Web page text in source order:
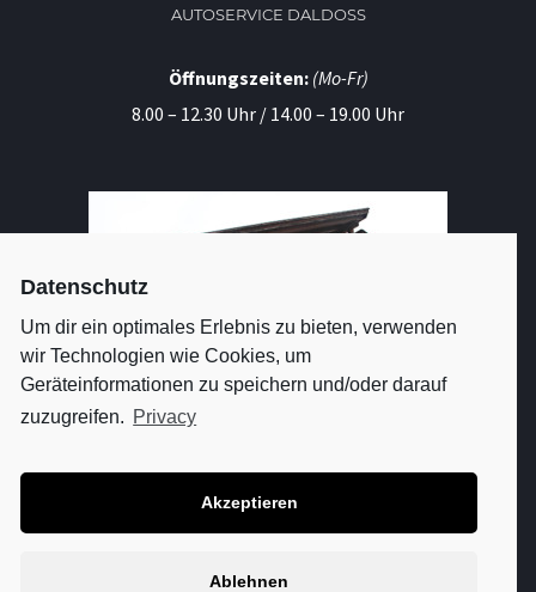
AUTOSERVICE DALDOSS
Öffnungszeiten: (Mo-Fr)
8.00 – 12.30 Uhr / 14.00 – 19.00 Uhr
SO FINDEN SIE UNS
Datenschutz
Um dir ein optimales Erlebnis zu bieten, verwenden
wir Technologien wie Cookies, um
Geräteinformationen zu speichern und/oder darauf
zuzugreifen. Privacy
Akzeptieren
Ablehnen